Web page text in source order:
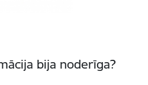
bija noderīga?